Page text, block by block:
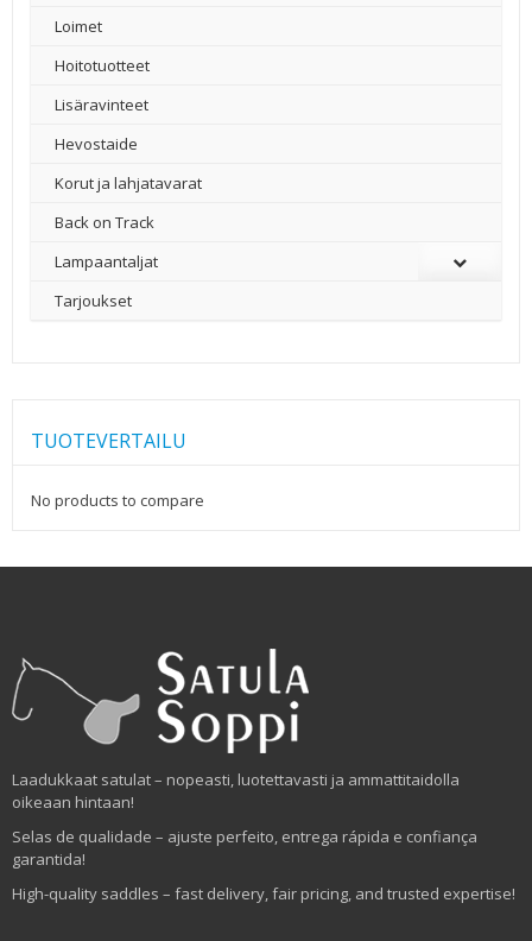
Loimet
Hoitotuotteet
Lisäravinteet
Hevostaide
Korut ja lahjatavarat
Back on Track
Lampaantaljat
Tarjoukset
TUOTEVERTAILU
No products to compare
Laadukkaat satulat – nopeasti, luotettavasti ja ammattitaidolla
oikeaan hintaan!
Selas de qualidade – ajuste perfeito, entrega rápida e confiança
garantida!
High-quality saddles – fast delivery, fair pricing, and trusted expertise!